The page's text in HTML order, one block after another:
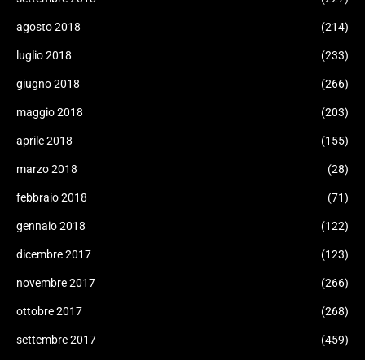
agosto 2018 (214)
luglio 2018 (233)
giugno 2018 (266)
maggio 2018 (203)
aprile 2018 (155)
marzo 2018 (28)
febbraio 2018 (71)
gennaio 2018 (122)
dicembre 2017 (123)
novembre 2017 (266)
ottobre 2017 (268)
settembre 2017 (459)